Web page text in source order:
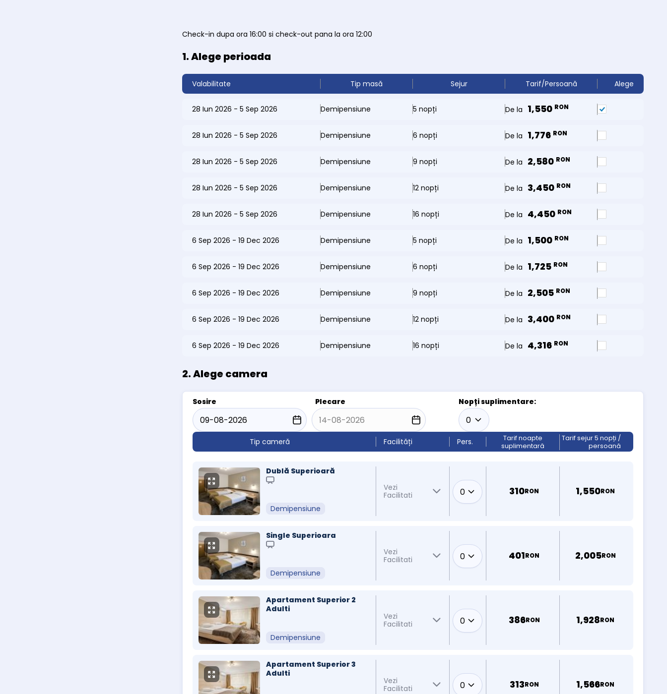
Check-in dupa ora 16:00 si check-out pana la ora 12:00
1. Alege perioada
Valabilitate Tip masă Sejur Tarif/Persoană Alege
28 Iun 2026 - 5 Sep 2026 Demipensiune 5 nopți De la 1,550 RON
28 Iun 2026 - 5 Sep 2026 Demipensiune 6 nopți De la 1,776 RON
28 Iun 2026 - 5 Sep 2026 Demipensiune 9 nopți De la 2,580 RON
28 Iun 2026 - 5 Sep 2026 Demipensiune 12 nopți De la 3,450 RON
28 Iun 2026 - 5 Sep 2026 Demipensiune 16 nopți De la 4,450 RON
6 Sep 2026 - 19 Dec 2026 Demipensiune 5 nopți De la 1,500 RON
6 Sep 2026 - 19 Dec 2026 Demipensiune 6 nopți De la 1,725 RON
6 Sep 2026 - 19 Dec 2026 Demipensiune 9 nopți De la 2,505 RON
6 Sep 2026 - 19 Dec 2026 Demipensiune 12 nopți De la 3,400 RON
6 Sep 2026 - 19 Dec 2026 Demipensiune 16 nopți De la 4,316 RON
2. Alege camera
Sosire Plecare Nopți suplimentare:
Tip cameră Facilități Pers.
Tarif noapte
suplimentară
Tarif sejur 5 nopți /
persoană
Dublă Superioară
Demipensiune
Vezi
Facilitati
310RON 1,550RON
Single Superioara
Demipensiune
Vezi
Facilitati
401RON 2,005RON
Apartament Superior 2
Adulti
Demipensiune
Vezi
Facilitati
386RON 1,928RON
Apartament Superior 3
Adulti
Vezi
Facilitati
313RON 1,566RON